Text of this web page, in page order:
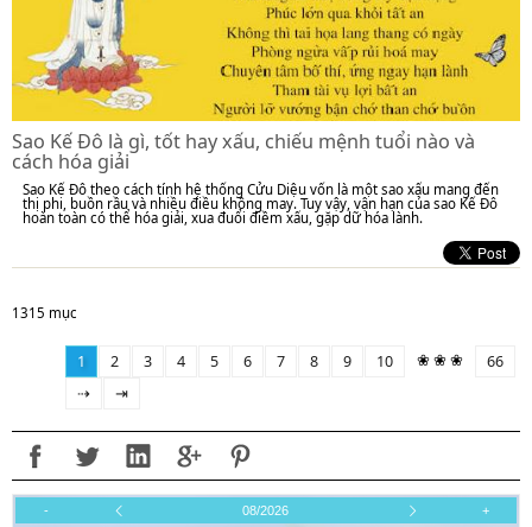
Sao Kế Đô là gì, tốt hay xấu, chiếu mệnh tuổi nào và
cách hóa giải
Sao Kế Đô theo cách tính hệ thống Cửu Diệu vốn là một sao xấu mang đến
thị phi, buồn rầu và nhiều điều không may. Tuy vậy, vận hạn của sao Kế Đô
hoàn toàn có thể hóa giải, xua đuổi điềm xấu, gặp dữ hóa lành.
1315 mục
1 2 3 4 5 6 7 8 9 10 ❀ ❀ ❀
66
⇢
⇥
- 08/2026 +